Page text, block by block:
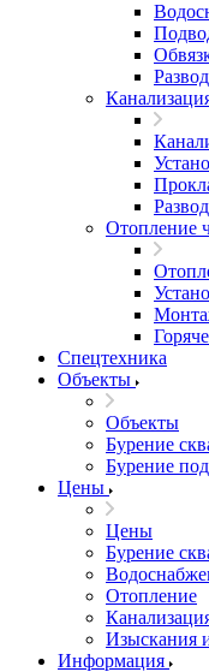
Отопление
Спецтехника
Объекты
Объекты
Бурение
Бурение
Цены
Цены
Бурение
Отопление
Изыскания
Информация